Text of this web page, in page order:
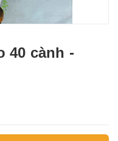
40 cành -